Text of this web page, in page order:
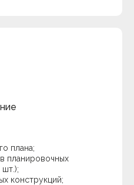
плана;
планировочных
конструкций;